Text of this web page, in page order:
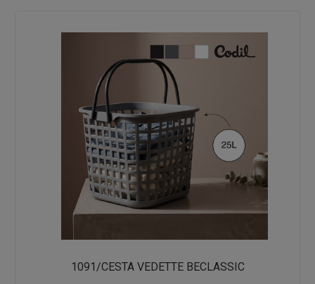
1091/CESTA VEDETTE BECLASSIC